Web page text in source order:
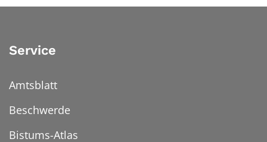
Service
Amtsblatt
Beschwerde
Bistums-Atlas